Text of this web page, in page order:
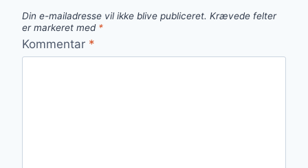
Din e-mailadresse vil ikke blive publiceret. Krævede felter
er markeret med *
Kommentar *